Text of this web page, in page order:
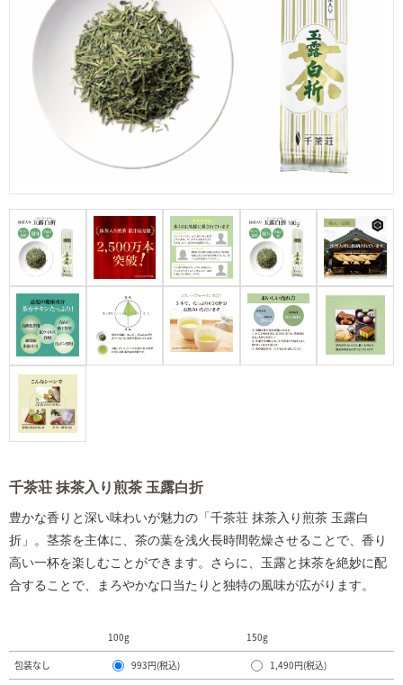
千茶荘 抹茶入り煎茶 玉露白折
豊かな香りと深い味わいが魅力の「千茶荘 抹茶入り煎茶 玉露白
折」。茎茶を主体に、茶の葉を浅火長時間乾燥させることで、香り
高い一杯を楽しむことができます。さらに、玉露と抹茶を絶妙に配
合することで、まろやかな口当たりと独特の風味が広がります。
100g 150g
包装なし 993円(税込) 1,490円(税込)